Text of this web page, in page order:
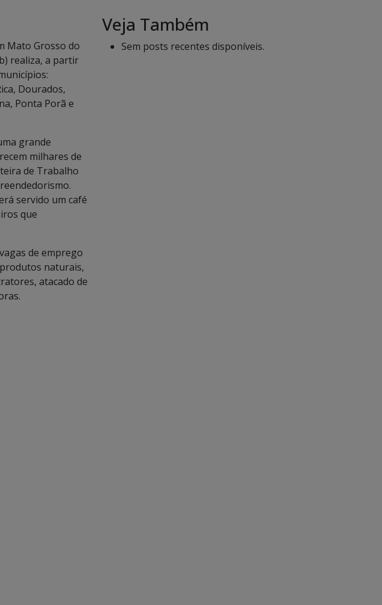
Mato Grosso do
realiza, a partir
Dourados,
Ponta Porã e
grande
milhares de
de Trabalho
servido um café
que
de emprego
naturais,
atacado de
Veja Também
Sem posts recentes disponíveis.